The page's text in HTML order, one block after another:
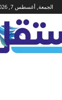
الجمعة, أغسطس 7, 2026